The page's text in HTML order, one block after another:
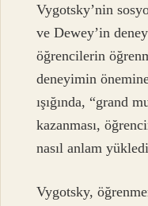
Vygotsky’nin
ve Dewey’in
öğrencilerin
deneyimin
ışığında, “grand
kazanması,
nasıl anlam
Vygotsky,